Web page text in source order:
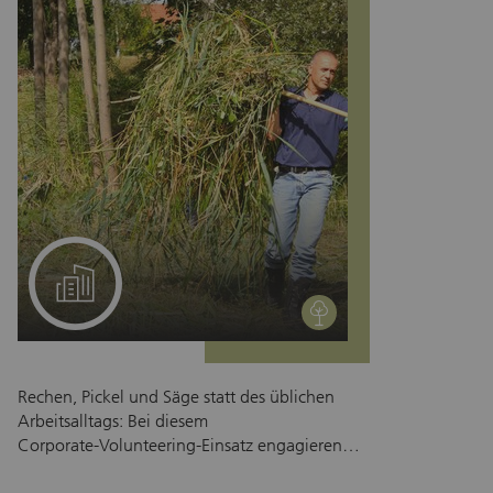
den Umweltschutz und eine litteringfreie
Natur.
Ein Projekt für Ihr Team
environment
Rechen, Pickel und Säge statt des üblichen
Arbeitsalltags: Bei diesem
Corporate‑Volunteering‑Einsatz engagieren